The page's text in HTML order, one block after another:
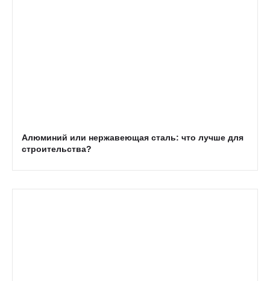
Алюминий или нержавеющая сталь: что лучше для
строительства?